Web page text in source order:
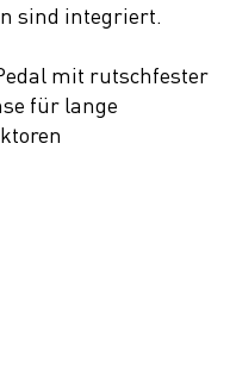
sind integriert.
mit rutschfester
für lange